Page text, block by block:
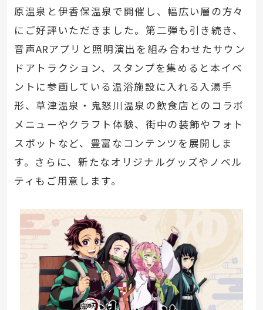
原温泉と伊香保温泉で開催し、幅広い層の方々
にご好評いただきました。第二弾も引き続き、
音声ARアプリと照明演出を組み合わせたサウン
ドアトラクション、スタンプを集めると本イベ
ントに参画している温浴施設に入れる入湯手
形、草津温泉・鬼怒川温泉の飲食店とのコラボ
メニューやクラフト体験、街中の装飾やフォト
スポットなど、豊富なコンテンツを展開しま
す。さらに、新たなオリジナルグッズやノベル
ティもご用意します。